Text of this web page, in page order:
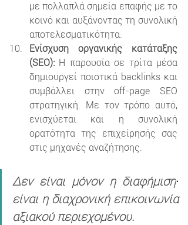
με πολλαπλά σημεία επαφής με το
κοινό και αυξάνοντας τη συνολική
αποτελεσματικότητα.
Ενίσχυση οργανικής κατάταξης
(SEO): Η παρουσία σε τρίτα μέσα
δημιουργεί ποιοτικά backlinks και
συμβάλλει στην off-page SEO
στρατηγική. Με τον τρόπο αυτό,
ενισχύεται και η συνολική
ορατότητα της επιχείρησής σας
στις μηχανές αναζήτησης.
Δεν είναι μόνον η διαφήμιση·
είναι η διαχρονική επικοινωνία
αξιακού περιεχομένου.